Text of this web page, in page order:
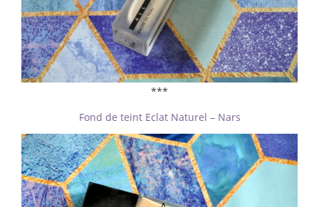
***
Fond de teint Eclat Naturel – Nars